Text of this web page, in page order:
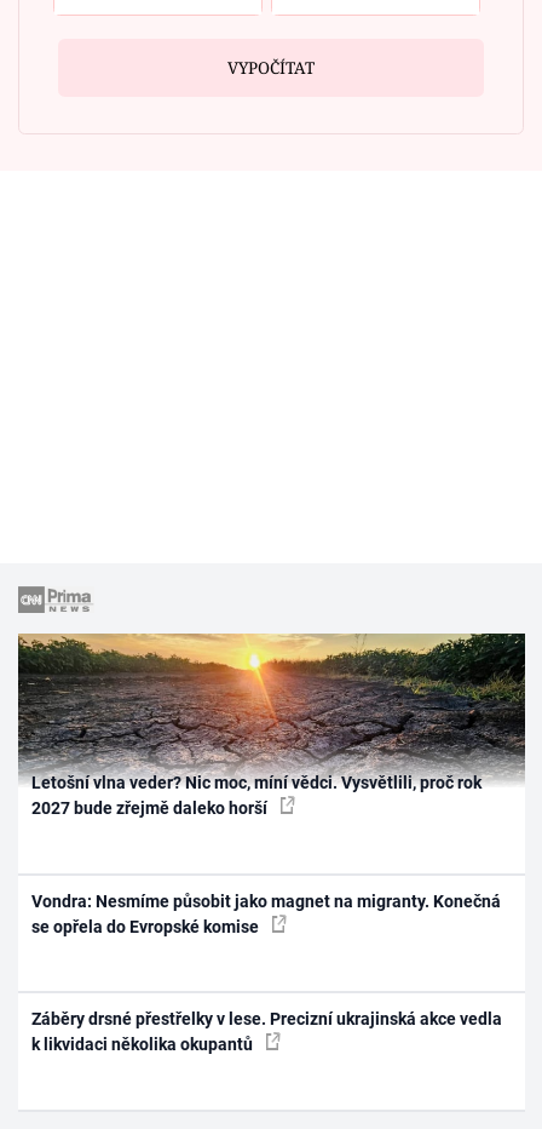
VYPOČÍTAT
Letošní vlna veder? Nic moc, míní vědci. Vysvětlili, proč rok
2027 bude zřejmě daleko horší
Vondra: Nesmíme působit jako magnet na migranty. Konečná
se opřela do Evropské komise
Záběry drsné přestřelky v lese. Precizní ukrajinská akce vedla
k likvidaci několika okupantů